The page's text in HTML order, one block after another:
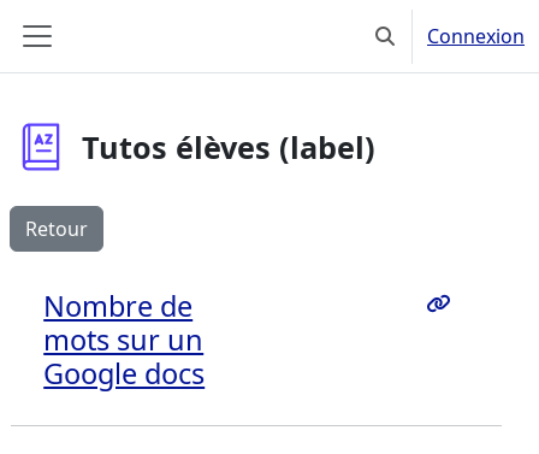
Panneau latéral Activer/Connexion
Tutos élèves (label)
Retour
Nombre de
mots sur un
Google docs